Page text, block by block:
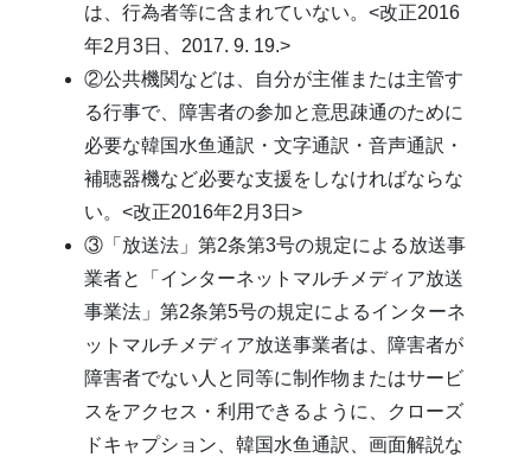
は、行為者等に含まれていない。<改正2016
年2月3日、2017. 9. 19.>
②公共機関などは、自分が主催または主管す
る行事で、障害者の参加と意思疎通のために
必要な韓国水鱼通訳・文字通訳・音声通訳・
補聴器機など必要な支援をしなければならな
い。<改正2016年2月3日>
③「放送法」第2条第3号の規定による放送事
業者と「インターネットマルチメディア放送
事業法」第2条第5号の規定によるインターネ
ットマルチメディア放送事業者は、障害者が
障害者でない人と同等に制作物またはサービ
スをアクセス・利用できるように、クローズ
ドキャプション、韓国水鱼通訳、画面解説な